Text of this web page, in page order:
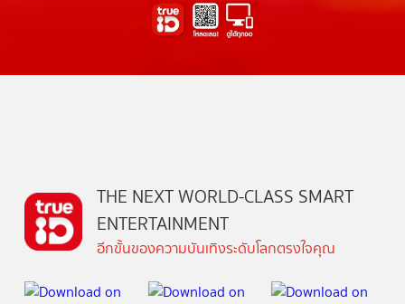
THE NEXT WORLD-CLASS SMART
ENTERTAINMENT
อีกขั้นของความบันเทิงระดับโลกตรงใจคุณ